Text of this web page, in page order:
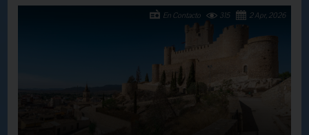
2 Apr, 2026
315
En Contacto